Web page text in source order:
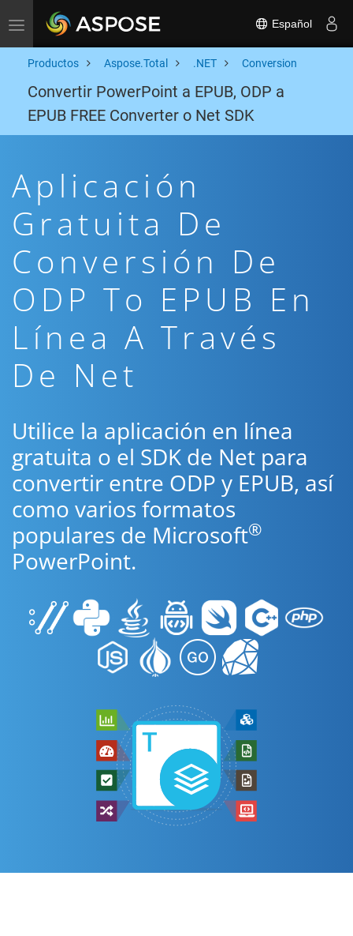
Toggle navigation Español
Productos Aspose.Total .NET Conversion
Convertir PowerPoint a EPUB, ODP a
EPUB FREE Converter o Net SDK
Aplicación
Gratuita De
Conversión De
ODP To EPUB En
Línea A Través
De Net
Utilice la aplicación en línea
gratuita o el SDK de Net para
convertir entre ODP y EPUB, así
como varios formatos
populares de Microsoft®
PowerPoint.